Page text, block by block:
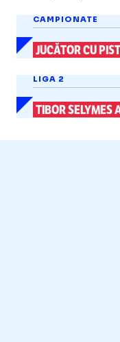
CAMPIONATE
JUCĂTOR CU
LIGA 2
TIBOR SELYMES